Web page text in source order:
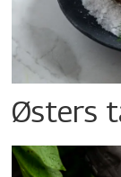
Østers